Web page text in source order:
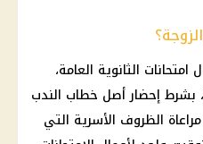
امتحانات الثانوية العامة،
بشرط إحضار أصل خطاب الندب
الظروف الأسرية التي